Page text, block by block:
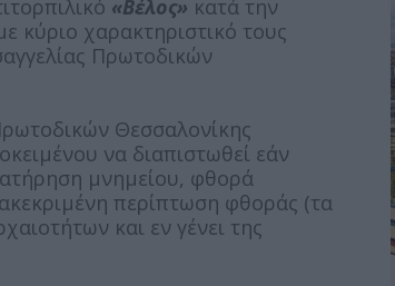
«Βέλος» κατά την
κύριο χαρακτηριστικό τους
Πρωτοδικών
Θεσσαλονίκης
να διαπιστωθεί εάν
μνημείου, φθορά
περίπτωση φθοράς (τα
και εν γένει της